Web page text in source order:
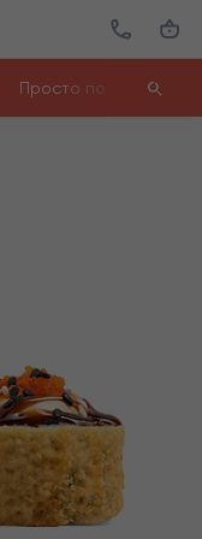
Просто поесть